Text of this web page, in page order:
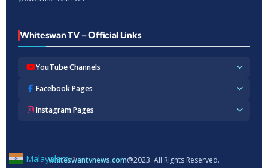
Whiteswan TV – Official Links
YouTube Channels
Whiteswan TV News
Whiteswan Kerala
Whiteswan Hindi
Facebook Pages
Whiteswan TV News
Whiteswan TV Malayalam
Instagram Pages
Whiteswan Entertainments
whiteswantvnews.com@2023. All Rights Reserved.
Malayalam ▼